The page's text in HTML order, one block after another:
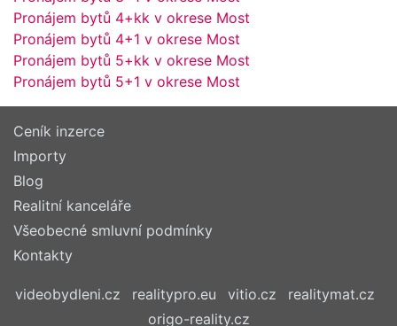
Pronájem bytů 4+kk v okrese Most
Pronájem bytů 4+1 v okrese Most
Pronájem bytů 5+kk v okrese Most
Pronájem bytů 5+1 v okrese Most
Ceník inzerce
Importy
Blog
Realitní kanceláře
Všeobecné smluvní podmínky
Kontakty
videobydleni.cz realitypro.eu vitio.cz
realitymat.cz
origo-reality.cz